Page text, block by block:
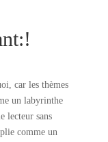
car les thèmes
un labyrinthe
lecteur sans
comme un